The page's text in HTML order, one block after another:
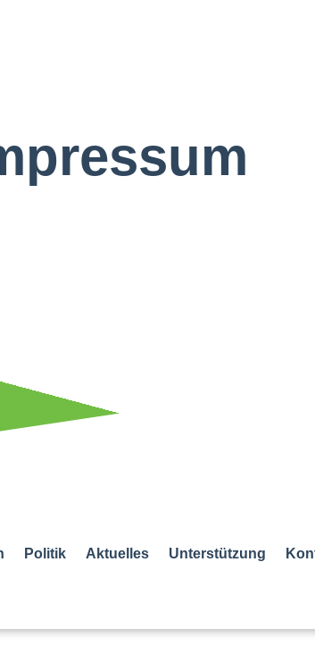
Politik Aktuelles Unterstützung